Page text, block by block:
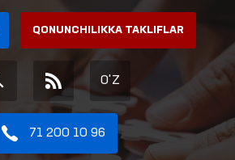
QONUNCHILIKKA TAKLIFLAR
O'Z
71 200 10 96